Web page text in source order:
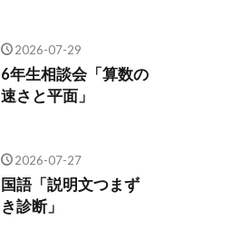
2026-07-29
6年生相談会「算数の
速さと平面」
2026-07-27
国語「説明文つまず
き診断」